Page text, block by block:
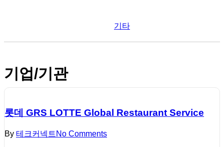
기타
기업/기관
롯데 GRS LOTTE Global Restaurant Service
By 테크커넥트 No Comments